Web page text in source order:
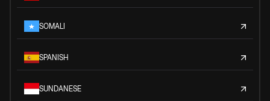
SOMALI
SPANISH
SUNDANESE